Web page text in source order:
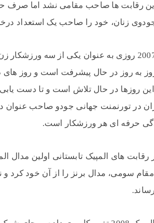
این رقابت ها صاحب مقامی نشد اما صرف
زنان، خود را صاحب یک استعداد
سه سال بعد و در سال 2007 روزی به عنوان یکی از
به روز در حال پیشرفت است و روز های
روزها در حال تلاش است و تا دست یابی
در تورنمنت جهانی جودو صاحب عنوان
حرفه ای هر ورزشکار است.
سال 2008 و در رقابت های المپیک تابستانی اولین
مقام سومی، مدال برنز را از آن خود کرد